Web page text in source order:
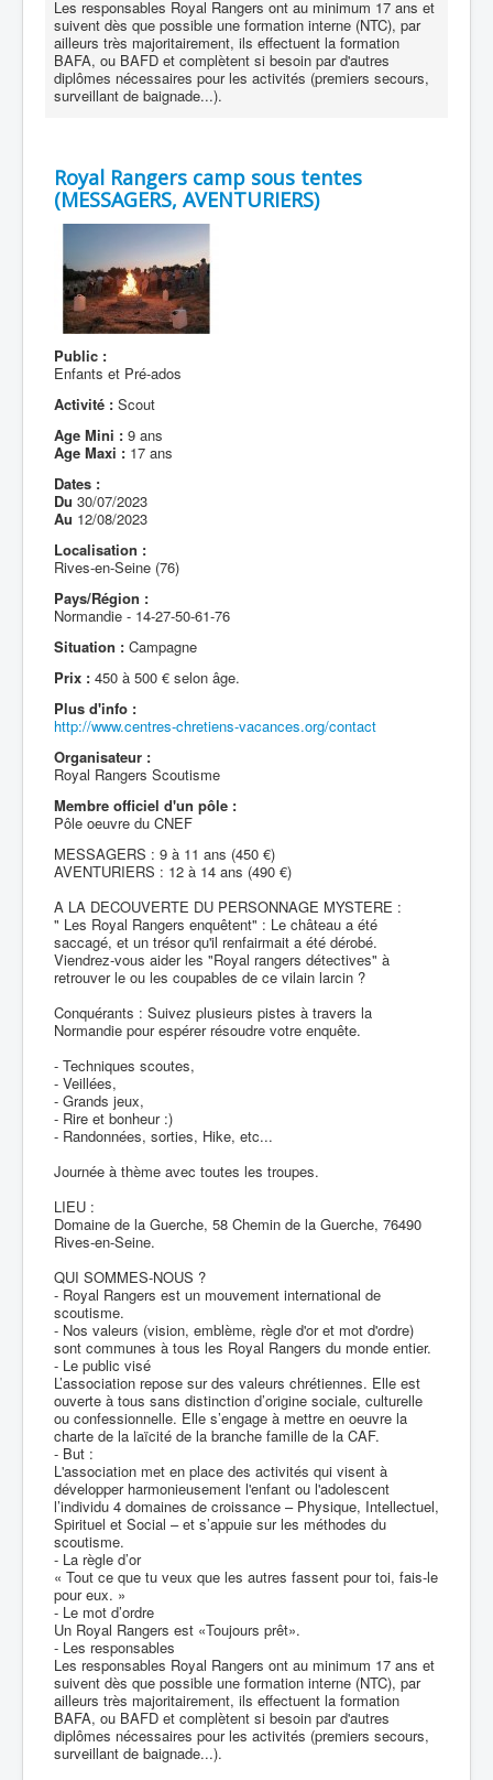
Les responsables Royal Rangers ont au minimum 17 ans et
suivent dès que possible une formation interne (NTC), par
ailleurs très majoritairement, ils effectuent la formation
BAFA, ou BAFD et complètent si besoin par d'autres
diplômes nécessaires pour les activités (premiers secours,
surveillant de baignade...).
Royal Rangers camp sous tentes
(MESSAGERS, AVENTURIERS)
Public :
Enfants et Pré-ados
Activité : Scout
Age Mini : 9 ans
Age Maxi : 17 ans
Dates :
Du 30/07/2023
Au 12/08/2023
Localisation :
Rives-en-Seine (76)
Pays/Région :
Normandie - 14-27-50-61-76
Situation : Campagne
Prix : 450 à 500 € selon âge.
Plus d'info :
http://www.centres-chretiens-vacances.org/contact
Organisateur :
Royal Rangers Scoutisme
Membre officiel d'un pôle :
Pôle oeuvre du CNEF
MESSAGERS : 9 à 11 ans (450 €)
AVENTURIERS : 12 à 14 ans (490 €)
A LA DECOUVERTE DU PERSONNAGE MYSTERE :
" Les Royal Rangers enquêtent" : Le château a été
saccagé, et un trésor qu'il renfairmait a été dérobé.
Viendrez-vous aider les "Royal rangers détectives" à
retrouver le ou les coupables de ce vilain larcin ?
Conquérants : Suivez plusieurs pistes à travers la
Normandie pour espérer résoudre votre enquête.
- Techniques scoutes,
- Veillées,
- Grands jeux,
- Rire et bonheur :)
- Randonnées, sorties, Hike, etc...
Journée à thème avec toutes les troupes.
LIEU :
Domaine de la Guerche, 58 Chemin de la Guerche, 76490
Rives-en-Seine.
QUI SOMMES-NOUS ?
- Royal Rangers est un mouvement international de
scoutisme.
- Nos valeurs (vision, emblème, règle d'or et mot d'ordre)
sont communes à tous les Royal Rangers du monde entier.
- Le public visé
L’association repose sur des valeurs chrétiennes. Elle est
ouverte à tous sans distinction d’origine sociale, culturelle
ou confessionnelle. Elle s’engage à mettre en oeuvre la
charte de la laïcité de la branche famille de la CAF.
- But :
L'association met en place des activités qui visent à
développer harmonieusement l'enfant ou l'adolescent
l’individu 4 domaines de croissance – Physique, Intellectuel,
Spirituel et Social – et s’appuie sur les méthodes du
scoutisme.
- La règle d’or
« Tout ce que tu veux que les autres fassent pour toi, fais-le
pour eux. »
- Le mot d’ordre
Un Royal Rangers est «Toujours prêt».
- Les responsables
Les responsables Royal Rangers ont au minimum 17 ans et
suivent dès que possible une formation interne (NTC), par
ailleurs très majoritairement, ils effectuent la formation
BAFA, ou BAFD et complètent si besoin par d'autres
diplômes nécessaires pour les activités (premiers secours,
surveillant de baignade...).